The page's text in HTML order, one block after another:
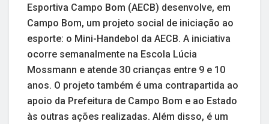
Esportiva Campo Bom (AECB) desenvolve, em
Campo Bom, um projeto social de iniciação ao
esporte: o Mini-Handebol da AECB. A iniciativa
ocorre semanalmente na Escola Lúcia
Mossmann e atende 30 crianças entre 9 e 10
anos. O projeto também é uma contrapartida ao
apoio da Prefeitura de Campo Bom e ao Estado
às outras ações realizadas. Além disso, é um